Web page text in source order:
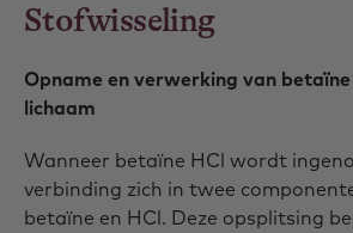
Stofwisseling
Opname en verwerking van
lichaam
Wanneer betaïne HCl wordt
verbinding zich in twee
betaïne en HCl. Deze opsplitsing